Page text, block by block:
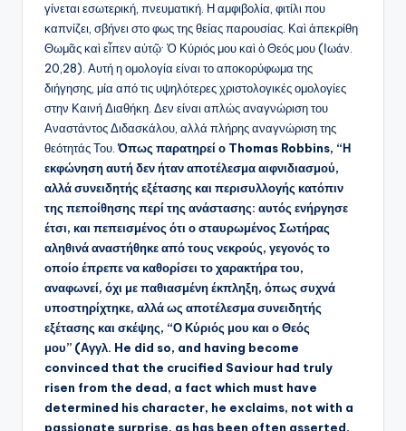
γίνεται εσωτερική, πνευματική. Η αμφιβολία, φιτίλι που
καπνίζει, σβήνει στο φως της θείας παρουσίας. Καὶ ἀπεκρίθη
Θωμᾶς καὶ εἶπεν αὐτῷ· Ὁ Κύριός μου καὶ ὁ Θεός μου (Ιωάν.
20,28). Αυτή η ομολογία είναι το αποκορύφωμα της
διήγησης, μία από τις υψηλότερες χριστολογικές ομολογίες
στην Καινή Διαθήκη. Δεν είναι απλώς αναγνώριση του
Αναστάντος Διδασκάλου, αλλά πλήρης αναγνώριση της
θεότητάς Του.Όπως παρατηρεί ο Thomas Robbins, “Η
εκφώνηση αυτή δεν ήταν αποτέλεσμα αιφνιδιασμού,
αλλά συνειδητής εξέτασης και περισυλλογής κατόπιν
της πεποίθησης περί της ανάστασης: αυτός ενήργησε
έτσι, και πεπεισμένος ότι ο σταυρωμένος Σωτήρας
αληθινά αναστήθηκε από τους νεκρούς, γεγονός το
οποίο έπρεπε να καθορίσει το χαρακτήρα του,
αναφωνεί, όχι με παθιασμένη έκπληξη, όπως συχνά
υποστηρίχτηκε, αλλά ως αποτέλεσμα συνειδητής
εξέτασης και σκέψης, “Ο Κύριός μου και ο Θεός
μου” (Αγγλ. He did so, and having become
convinced that the crucified Saviour had truly
risen from the dead, a fact which must have
determined his character, he exclaims, not with a
passionate surprise, as has been often asserted,